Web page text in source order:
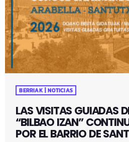
BERRIAK | NOTICIAS
LAS VISITAS GUIADAS
“BILBAO IZAN”
POR EL BARRIO DE